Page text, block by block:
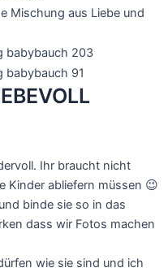
Mischung aus Liebe und
Ihr braucht nicht
Kinder abliefern müssen 😉
binde sie so in das
dass wir Fotos machen
wie sie sind und ich